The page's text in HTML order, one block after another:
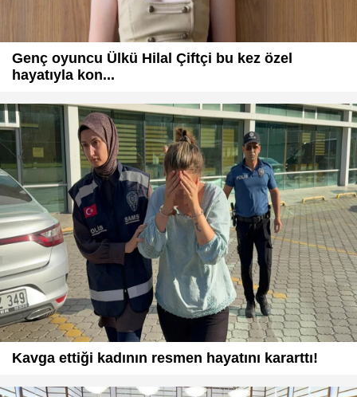
Genç oyuncu Ülkü Hilal Çiftçi bu kez özel
hayatıyla kon...
Kavga ettiği kadının resmen hayatını kararttı!